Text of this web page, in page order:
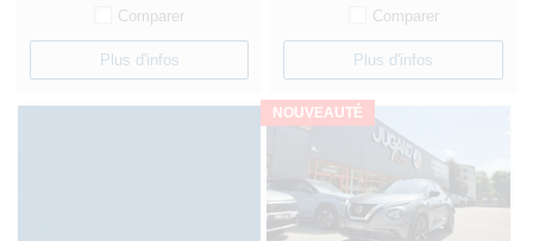
Comparer
Plus d'infos
Comparer
Plus d'infos
NOUVEAUTÉ